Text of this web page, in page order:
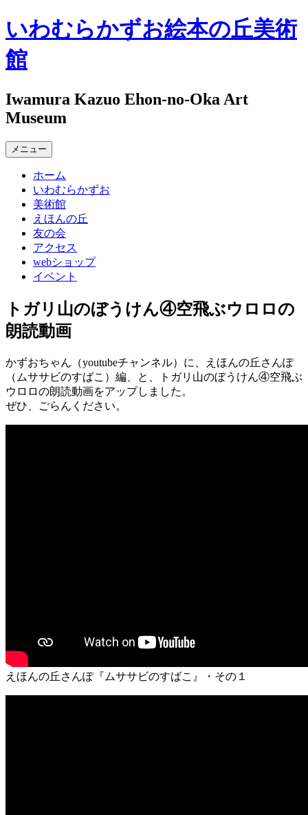
コ
ン
テ
ン
へ
ス
キ
プ
いわむらかずお絵本の丘美術
館
Iwamura Kazuo Ehon-no-Oka Art
Museum
メニュー
ホーム
いわむらかずお
美術館
えほんの丘
友の会
アクセス
webショップ
イベント
トガリ山のぼうけん④空飛ぶウロロの
朗読動画
かずおちゃん（youtubeチャンネル）に、えほんの丘さんぽ
（ムササビのすばこ）編、と、トガリ山のぼうけん④空飛ぶ
ウロロの朗読動画をアップしました。
ぜひ、ごらんください。
えほんの丘さんぽ『ムササビのすばこ』・その１